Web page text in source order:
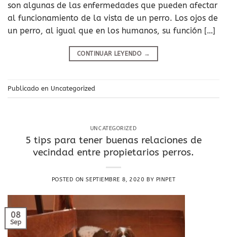
son algunas de las enfermedades que pueden afectar
al funcionamiento de la vista de un perro. Los ojos de
un perro, al igual que en los humanos, su función […]
CONTINUAR LEYENDO →
Publicado en Uncategorized
UNCATEGORIZED
5 tips para tener buenas relaciones de
vecindad entre propietarios perros.
POSTED ONSEPTIEMBRE 8, 2020 BY PINPET
08
Sep